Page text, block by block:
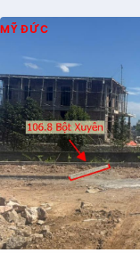
MỸ ĐỨC